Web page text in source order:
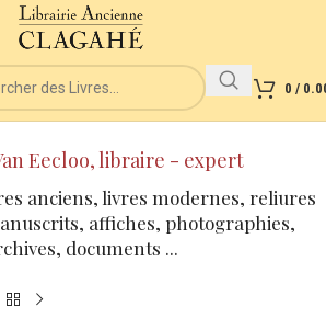
0 /
Eecloo, libraire - expert
anciens, livres modernes, reliures
affiches, photographies,
documents ...